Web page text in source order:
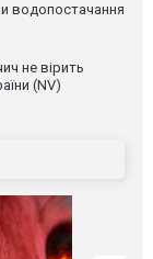
водопостачання
не вірить
(NV)